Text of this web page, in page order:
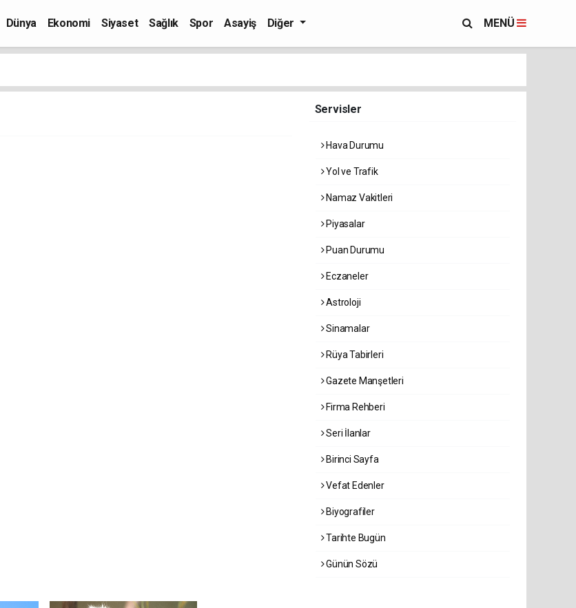
Dünya Ekonomi Siyaset Sağlık Spor Asayiş Diğer MENÜ
Servisler
Hava Durumu
Yol ve Trafik
Namaz Vakitleri
Piyasalar
Puan Durumu
Eczaneler
Astroloji
Sinamalar
Rüya Tabirleri
Gazete Manşetleri
Firma Rehberi
Seri İlanlar
Birinci Sayfa
Vefat Edenler
Biyografiler
Tarihte Bugün
Günün Sözü